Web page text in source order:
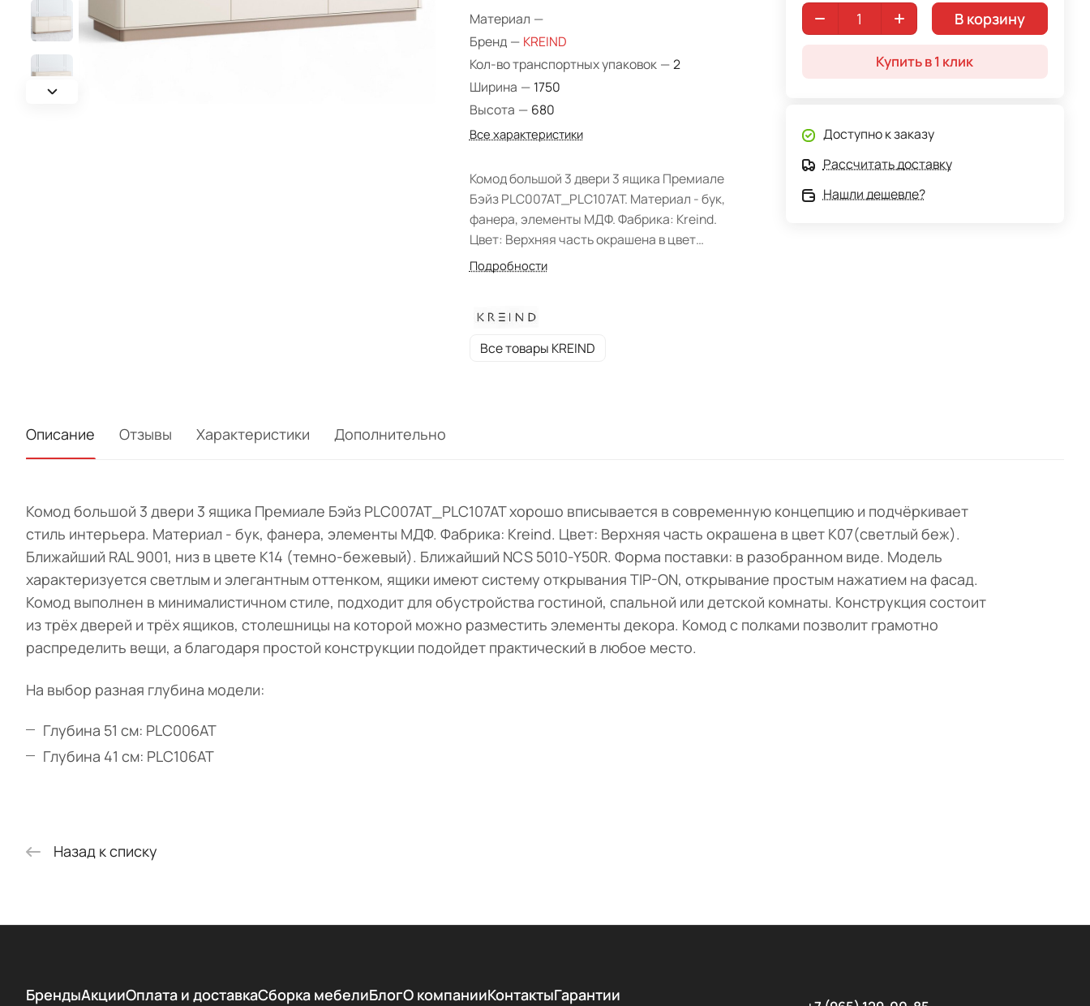
Материал —
Бренд — KREIND
Кол-во транспортных упаковок —2
Ширина — 1750
Высота — 680
Все характеристики
Комод большой 3 двери 3 ящика Премиале
Бэйз PLC007AT_PLC107AT. Материал - бук,
фанера, элементы МДФ. Фабрика: Kreind.
Цвет: Верхняя часть окрашена в цвет
K07(светлый беж). Ближайший RAL 9001, низ в
виде.
Подробности
Все товары KREIND
В корзину
Купить в 1 клик
Доступно к заказу
Рассчитать доставку
Нашли дешевле?
Описание Отзывы Характеристики Дополнительно
Комод большой 3 двери 3 ящика Премиале Бэйз PLC007AT_PLC107AT хорошо вписывается в современную концепцию и подчёркивает
стиль интерьера. Материал - бук, фанера, элементы МДФ. Фабрика: Kreind. Цвет: Верхняя часть окрашена в цвет K07(светлый беж).
Ближайший RAL 9001, низ в цвете K14 (темно-бежевый). Ближайший NCS 5010-Y50R. Форма поставки: в разобранном виде. Модель
характеризуется светлым и элегантным оттенком, ящики имеют систему открывания TIP-ON, открывание простым нажатием на фасад.
Комод выполнен в минималистичном стиле, подходит для обустройства гостиной, спальной или детской комнаты. Конструкция состоит
из трёх дверей и трёх ящиков, столешницы на которой можно разместить элементы декора. Комод с полками позволит грамотно
распределить вещи, а благодаря простой конструкции подойдет практический в любое место.
На выбор разная глубина модели:
Глубина 51 см: PLC006AT
Глубина 41 см: PLC106AT
Назад к списку
БрендыАкцииОплата и доставкаСборка мебелиБлогО компанииКонтактыГарантии